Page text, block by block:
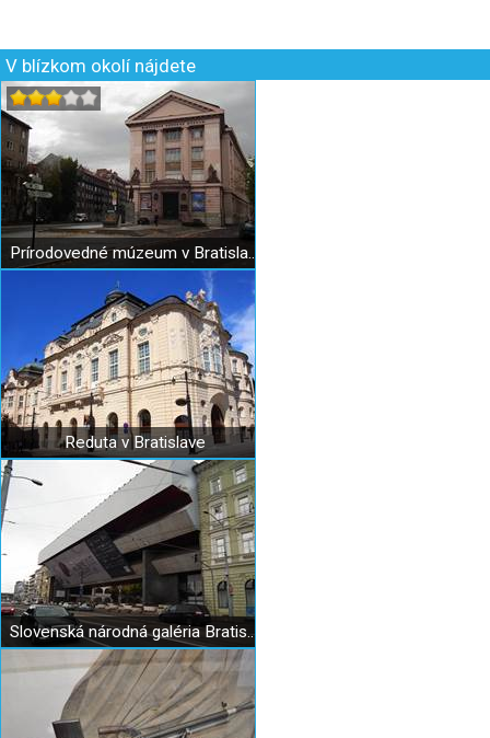
V blízkom okolí nájdete
Prírodovedné múzeum v Bratislave
Reduta v Bratislave
Slovenská národná galéria Bratislava